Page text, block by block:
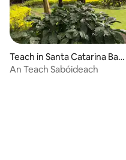
as 5, 113 léirmheas
Teach in Santa Catarina Bara
hona
An Teach Sabóideach